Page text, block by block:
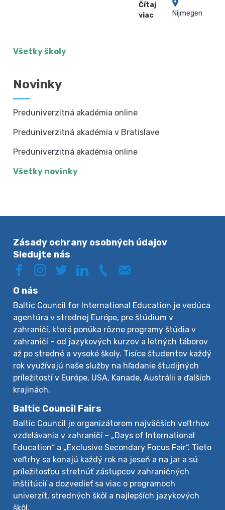
Čítaj
viac
Nijmegen
Všetky školy
Novinky
Preduniverzitná akadémia online
Preduniverzitná akadémia v Bratislave
Preduniverzitná akadémia online
Všetky novinky
Zásady ochrany osobných údajov
Sledujte nás
O nás
Baltic Council for International Education je vedúca
agentúra v strednej Európe, pre štúdium v
zahraničí, ktorá ponúka rôzne programy štúdia v
zahraničí – od jazykových kurzov a letných táborov
až po stredné a vysoké školy. Tisíce študentov každý
rok využívajú naše služby na hľadanie študijných
príležitostí v Európe, USA, Kanade, Austrálii a ďalších
krajinách.
Baltic Council Fairs
Baltic Council je organizátorom najväčších veľtrhov
vzdelávania v zahraničí – „Days of International
Education“ a „Exclusive Secondary Focus Fair“. Tieto
veľtrhy sa konajú každý rok na jeseň a na jar a sú
príležitosťou stretnúť zástupcov zahraničných
inštitúcií a dozvedieť sa viac o programoch
univerzít, stredných škôl a najlepších jazykových
škôl.